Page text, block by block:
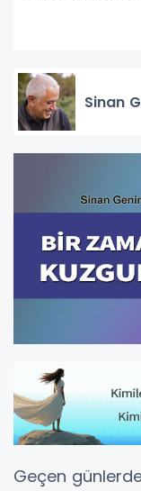
Sinan
Geçen